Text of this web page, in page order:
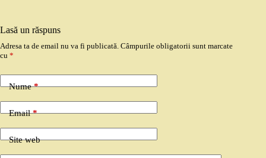
Lasă un răspuns
Adresa ta de email nu va fi publicată. Câmpurile obligatorii sunt marcate
cu *
Nume*
Email*
Site web